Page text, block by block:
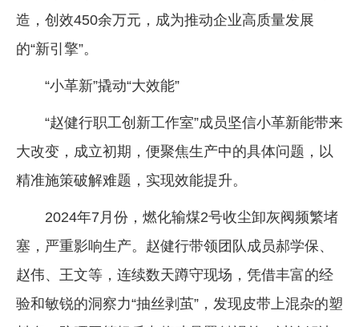
造，创效450余万元，成为推动企业高质量发展
的“新引擎”。
“小革新”撬动“大效能”
“赵健行职工创新工作室”成员坚信小革新能带来
大改变，成立初期，便聚焦生产中的具体问题，以
精准施策破解难题，实现效能提升。
2024年7月份，燃化输煤2号收尘卸灰阀频繁堵
塞，严重影响生产。赵健行带领团队成员郝学保、
赵伟、王文等，连续数天蹲守现场，凭借丰富的经
验和敏锐的洞察力“抽丝剥茧”，发现皮带上混杂的塑